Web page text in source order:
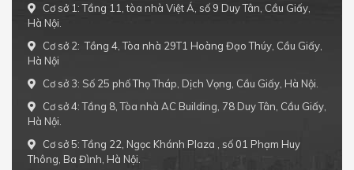
Cơ sở 1: Tầng 11, tòa nhà Việt Á, số 9 Duy Tân, Cầu Giấy,
Hà Nội.
Cơ sở 2: Tầng 4, Tòa nhà 29T1 Hoàng Đạo Thúy, Cầu Giấy,
Hà Nội
Cơ sở 3: Số 25 phố Thọ Tháp, Dịch Vọng, Cầu Giấy, Hà Nội.
Cơ sở 4: Tầng 8, Tòa nhà AC Building, 78 Duy Tân, Cầu Giấy,
Hà Nội.
Cơ sở 5: Tầng 22, Ngọc Khánh Plaza , số 01 Phạm Huy
Thông, Ba Đình, Hà Nội.